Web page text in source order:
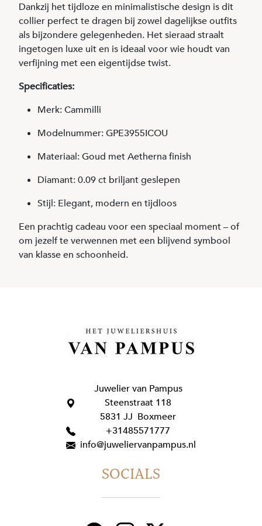
Dankzij het tijdloze en minimalistische design is dit
collier perfect te dragen bij zowel dagelijkse outfits
als bijzondere gelegenheden. Het sieraad straalt
ingetogen luxe uit en is ideaal voor wie houdt van
verfijning met een eigentijdse twist.
Specificaties:
Merk: Cammilli
Modelnummer: GPE3955ICOU
Materiaal: Goud met Aetherna finish
Diamant: 0.09 ct briljant geslepen
Stijl: Elegant, modern en tijdloos
Een prachtig cadeau voor een speciaal moment – of
om jezelf te verwennen met een blijvend symbool
van klasse en schoonheid.
Juwelier van Pampus
Steenstraat 118
5831 JJ Boxmeer
+31485571777
info@juweliervanpampus.nl
SOCIALS